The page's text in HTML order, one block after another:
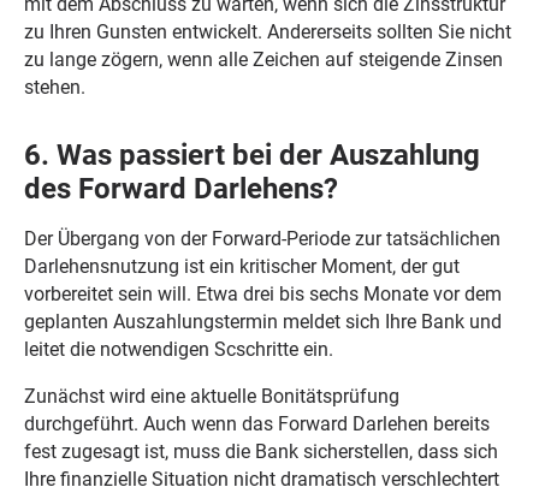
zu Ihren Gunsten entwickelt. Andererseits sollten Sie nicht
zu lange zögern, wenn alle Zeichen auf steigende Zinsen
stehen.
6. Was passiert bei der Auszahlung
des Forward Darlehens?
Der Übergang von der Forward-Periode zur tatsächlichen
Darlehensnutzung ist ein kritischer Moment, der gut
vorbereitet sein will. Etwa drei bis sechs Monate vor dem
geplanten Auszahlungstermin meldet sich Ihre Bank und
leitet die notwendigen Scschritte ein.
Zunächst wird eine aktuelle Bonitätsprüfung
durchgeführt. Auch wenn das Forward Darlehen bereits
fest zugesagt ist, muss die Bank sicherstellen, dass sich
Ihre finanzielle Situation nicht dramatisch verschlechtert